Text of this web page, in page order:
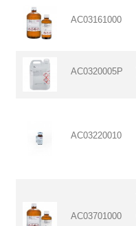
AC03161000
AC0320005P
AC03220010
AC03701000